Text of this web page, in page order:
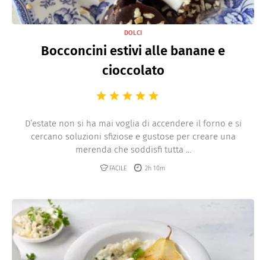
DOLCI
Bocconcini estivi alle banane e
cioccolato
D’estate non si ha mai voglia di accendere il forno e si
cercano soluzioni sfiziose e gustose per creare una
merenda che soddisfi tutta ...
FACILE 2h 10m